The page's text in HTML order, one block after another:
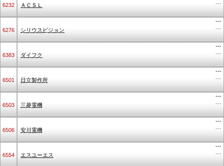
6232 ＡＣＳＬ
---
6276 シリウスビジョン
---
---
6383 ダイフク
---
---
6501 日立製作所
---
---
6503 三菱電機
---
---
6506 安川電機
---
---
6554 エスユーエス
---
---